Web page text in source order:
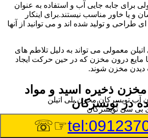
برای جابه جایی آب و استفاده به عنوان
و یا خاور مناسب نیستند.برای اینکار
طراحی و تولید شده اند و می توانید از آنها
اتیلن معمولی می تواند به دلیل تلاطم های
مایع درون مخزن که در حین حرکت ایجاد
مخزن شوند.
ذخیره اسید و مواد
در تویسرکان
شیمیایی باید به گونه ای تولید شوند که
نسبتا بالا و خورندگی انواع اسیدها مقاومت
آب تویسرکان,مخزن پلی اتیلن
بی سی تویسرکان
☞☏